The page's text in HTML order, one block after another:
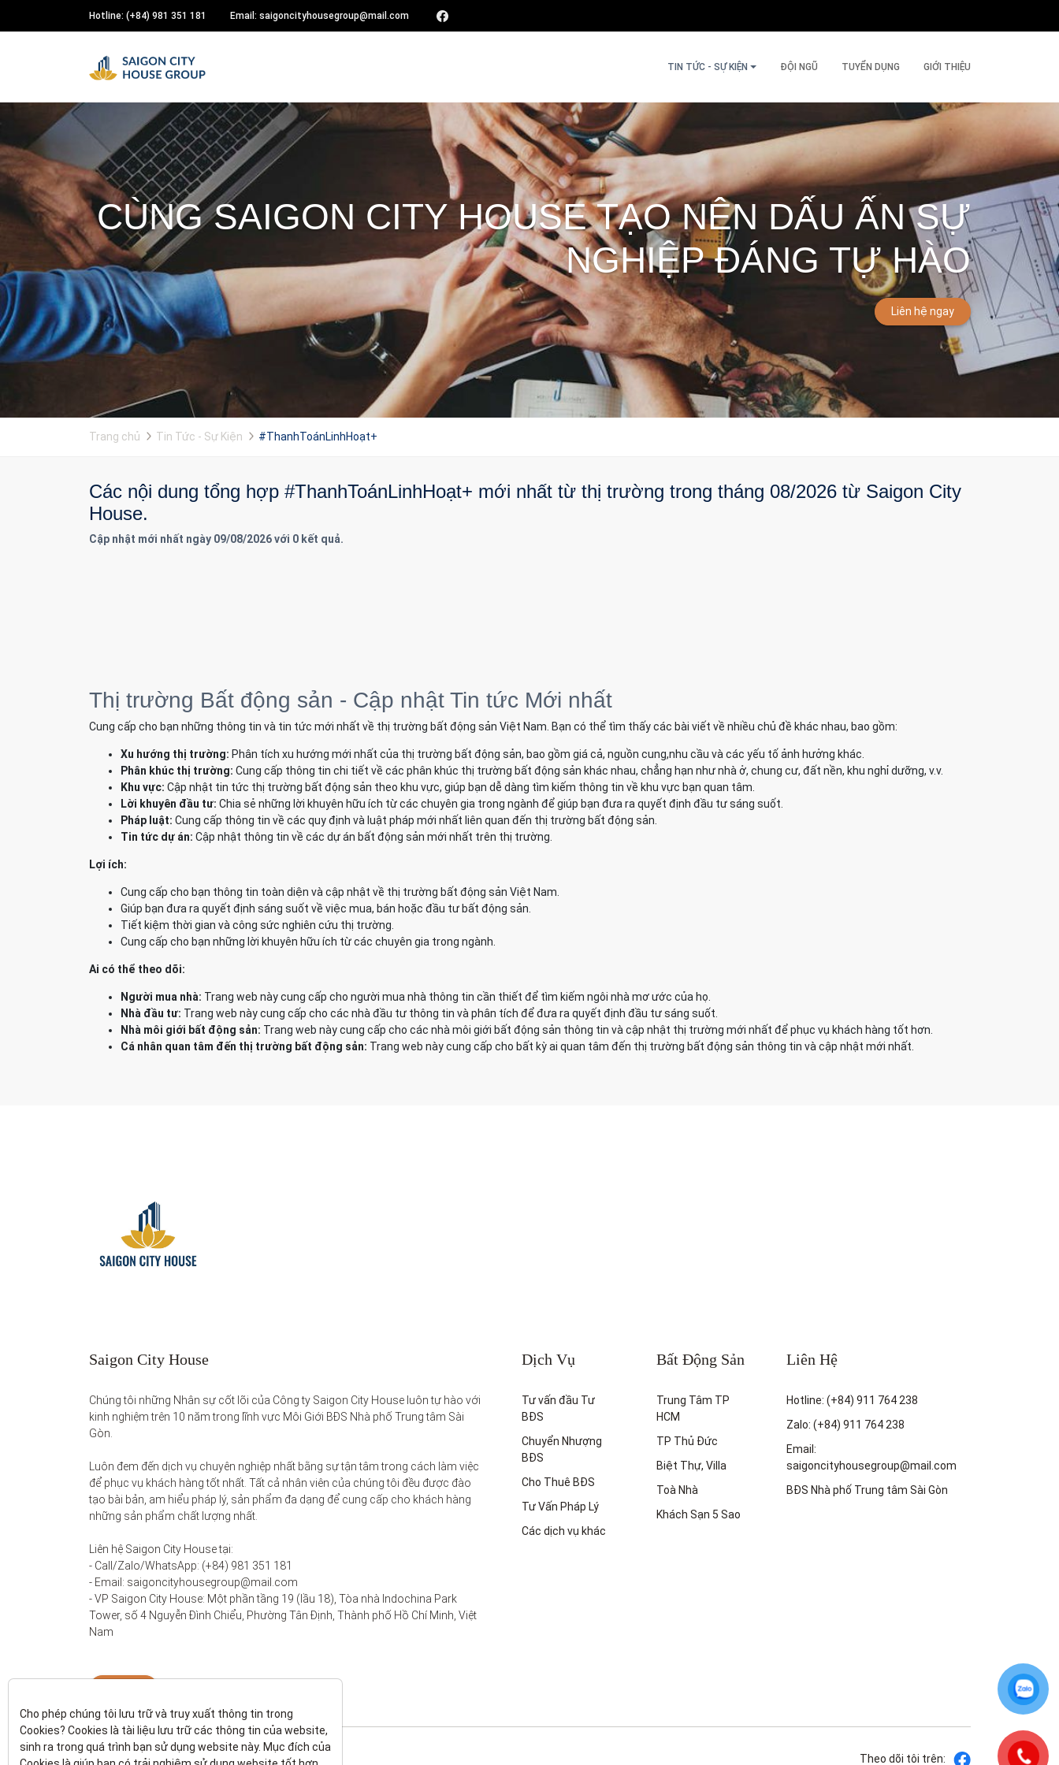
Hotline: (+84) 981 351 181 Email: saigoncityhousegroup@mail.com
TIN TỨC - SỰ KIỆN ĐỘI NGŨ TUYỂN DỤNG GIỚI THIỆU
CÙNG SAIGON CITY HOUSE TẠO NÊN DẤU ẤN SỰ
NGHIỆP ĐÁNG TỰ HÀO
Liên hệ ngay
Trang chủ Tin Tức - Sự Kiện #ThanhToánLinhHoạt+
Các nội dung tổng hợp #ThanhToánLinhHoạt+ mới nhất từ thị trường trong tháng 08/2026 từ Saigon City
House.
Cập nhật mới nhất ngày 09/08/2026 với 0 kết quả.
Thị trường Bất động sản - Cập nhật Tin tức Mới nhất
Cung cấp cho bạn những thông tin và tin tức mới nhất về thị trường bất động sản Việt Nam. Bạn có thể tìm thấy các bài viết về nhiều chủ đề khác nhau, bao gồm:
Xu hướng thị trường: Phân tích xu hướng mới nhất của thị trường bất động sản, bao gồm giá cả, nguồn cung,nhu cầu và các yếu tố ảnh hưởng khác.
Phân khúc thị trường: Cung cấp thông tin chi tiết về các phân khúc thị trường bất động sản khác nhau, chẳng hạn như nhà ở, chung cư, đất nền, khu nghỉ dưỡng, v.v.
Khu vực: Cập nhật tin tức thị trường bất động sản theo khu vực, giúp bạn dễ dàng tìm kiếm thông tin về khu vực bạn quan tâm.
Lời khuyên đầu tư: Chia sẻ những lời khuyên hữu ích từ các chuyên gia trong ngành để giúp bạn đưa ra quyết định đầu tư sáng suốt.
Pháp luật: Cung cấp thông tin về các quy định và luật pháp mới nhất liên quan đến thị trường bất động sản.
Tin tức dự án: Cập nhật thông tin về các dự án bất động sản mới nhất trên thị trường.
Lợi ích:
Cung cấp cho bạn thông tin toàn diện và cập nhật về thị trường bất động sản Việt Nam.
Giúp bạn đưa ra quyết định sáng suốt về việc mua, bán hoặc đầu tư bất động sản.
Tiết kiệm thời gian và công sức nghiên cứu thị trường.
Cung cấp cho bạn những lời khuyên hữu ích từ các chuyên gia trong ngành.
Ai có thể theo dõi:
Người mua nhà: Trang web này cung cấp cho người mua nhà thông tin cần thiết để tìm kiếm ngôi nhà mơ ước của họ.
Nhà đầu tư: Trang web này cung cấp cho các nhà đầu tư thông tin và phân tích để đưa ra quyết định đầu tư sáng suốt.
Nhà môi giới bất động sản: Trang web này cung cấp cho các nhà môi giới bất động sản thông tin và cập nhật thị trường mới nhất để phục vụ khách hàng tốt hơn.
Cá nhân quan tâm đến thị trường bất động sản: Trang web này cung cấp cho bất kỳ ai quan tâm đến thị trường bất động sản thông tin và cập nhật mới nhất.
Saigon City House
Chúng tôi những Nhân sự cốt lõi của Công ty Saigon City House luôn tự hào với
kinh nghiệm trên 10 năm trong lĩnh vực Môi Giới BĐS Nhà phố Trung tâm Sài
Gòn.
Luôn đem đến dịch vụ chuyên nghiệp nhất bằng sự tận tâm trong cách làm việc
để phục vụ khách hàng tốt nhất. Tất cả nhân viên của chúng tôi đều được đào
tạo bài bản, am hiểu pháp lý, sản phẩm đa dạng để cung cấp cho khách hàng
những sản phẩm chất lượng nhất.
Liên hệ Saigon City House tại:
- Call/Zalo/WhatsApp: (+84) 981 351 181
- Email: saigoncityhousegroup@mail.com
- VP Saigon City House: Một phần tầng 19 (lầu 18), Tòa nhà Indochina Park
Tower, số 4 Nguyễn Đình Chiểu, Phường Tân Định, Thành phố Hồ Chí Minh, Việt
Nam
Dịch Vụ
Tư vấn đầu Tư
BĐS
Chuyển Nhượng
BĐS
Cho Thuê BĐS
Tư Vấn Pháp Lý
Các dịch vụ khác
Bất Động Sản
Trung Tâm TP
HCM
TP Thủ Đức
Biệt Thự, Villa
Toà Nhà
Khách Sạn 5 Sao
Liên Hệ
Hotline: (+84) 911 764 238
Zalo: (+84) 911 764 238
Email:
saigoncityhousegroup@mail.com
BĐS Nhà phố Trung tâm Sài Gòn
Theo dõi tôi trên:
Cho phép chúng tôi lưu trữ và truy xuất thông tin trong
Cookies? Cookies là tài liệu lưu trữ các thông tin của website,
sinh ra trong quá trình bạn sử dụng website này. Mục đích của